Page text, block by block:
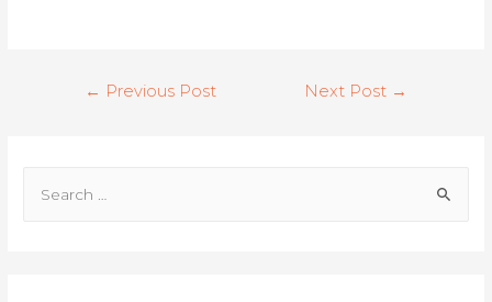
← Previous Post Next Post →